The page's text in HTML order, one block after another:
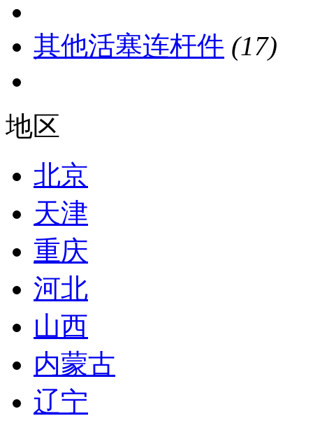
其他活塞连杆件 (17)
地区
北京
天津
重庆
河北
山西
内蒙古
辽宁